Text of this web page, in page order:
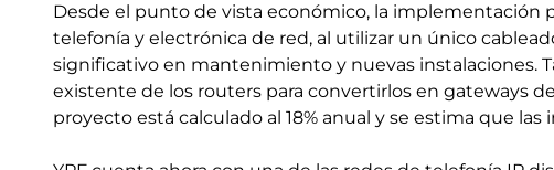
Desde el punto de vista económico, la implementación
telefonía y electrónica de red, al utilizar un único
significativo en mantenimiento y nuevas instalaciones.
existente de los routers para convertirlos en gateways
proyecto está calculado al 18% anual y se estima que las